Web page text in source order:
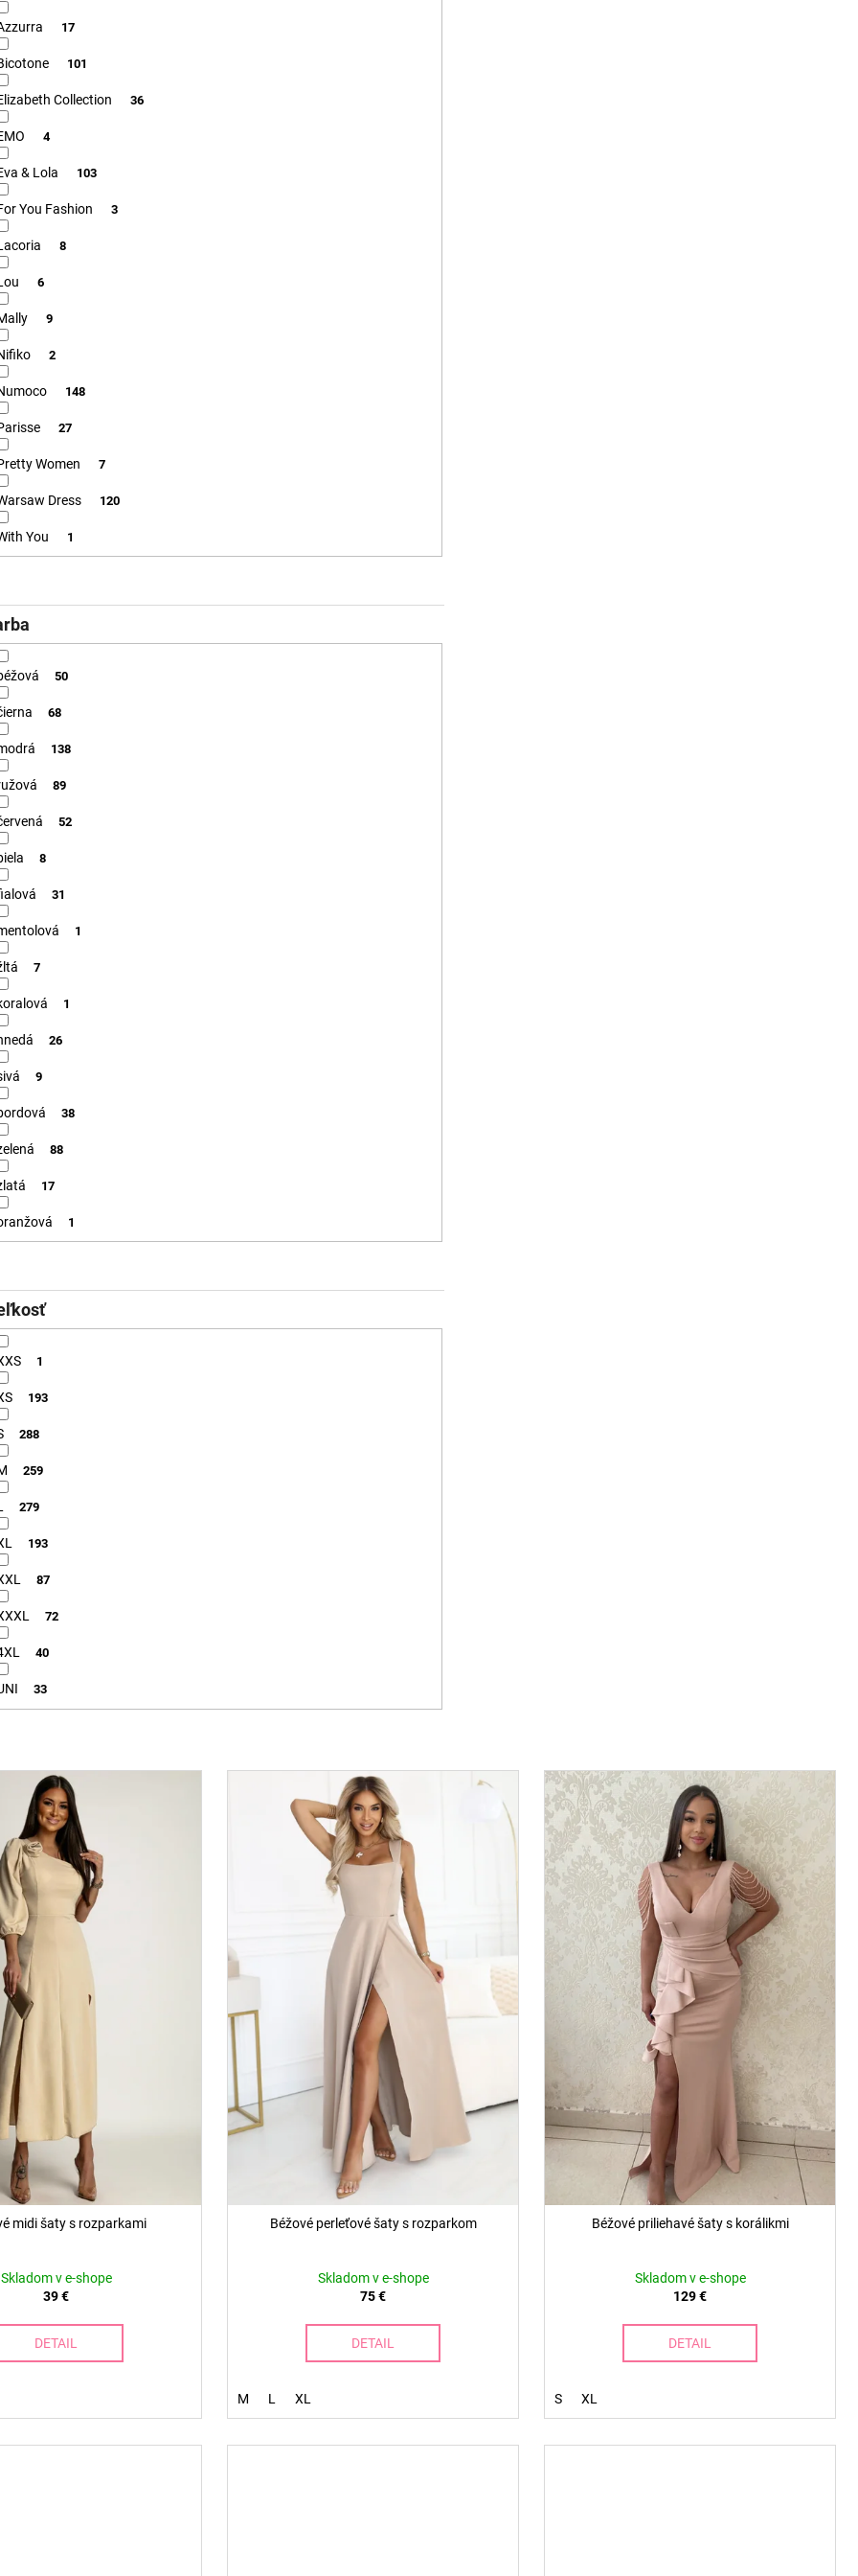
17
101
Collection 36
4
& Lola 103
You Fashion 3
8
6
9
2
148
27
Women 7
Dress 120
You 1
50
68
138
89
52
8
31
1
7
1
26
9
38
88
17
1
1
193
288
259
279
193
87
72
40
33
midi šaty s rozparkami
Skladom v e-shope
39 €
DETAIL
Béžové perleťové šaty s rozparkom
Skladom v e-shope
75 €
DETAIL
M L XL
Béžové priliehavé šaty s korálikmi
Skladom v e-shope
129 €
DETAIL
S XL